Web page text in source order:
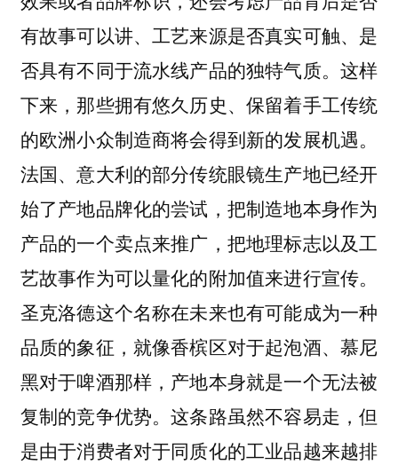
有故事可以讲、工艺来源是否真实可触、是
否具有不同于流水线产品的独特气质。这样
下来，那些拥有悠久历史、保留着手工传统
的欧洲小众制造商将会得到新的发展机遇。
法国、意大利的部分传统眼镜生产地已经开
始了产地品牌化的尝试，把制造地本身作为
产品的一个卖点来推广，把地理标志以及工
艺故事作为可以量化的附加值来进行宣传。
圣克洛德这个名称在未来也有可能成为一种
品质的象征，就像香槟区对于起泡酒、慕尼
黑对于啤酒那样，产地本身就是一个无法被
复制的竞争优势。这条路虽然不容易走，但
是由于消费者对于同质化的工业品越来越排